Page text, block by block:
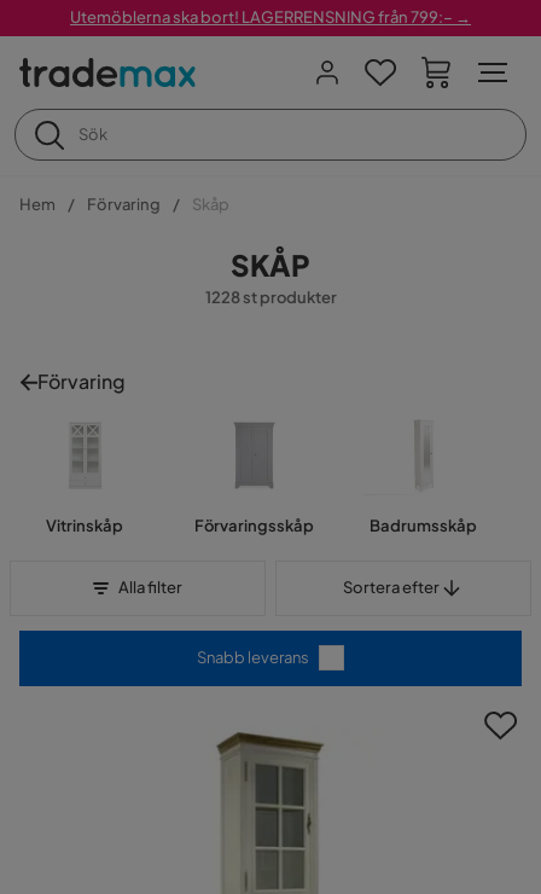
Utemöblerna ska bort! LAGERRENSNING från 799:– →
Hem Förvaring Skåp
SKÅP
1228 st produkter
Förvaring
Vitrinskåp Förvaringsskåp Badrumsskåp
Alla filter Sortera efter
Snabb leverans